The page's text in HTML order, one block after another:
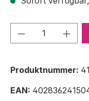
Produkt
Produktnummer:
EAN: